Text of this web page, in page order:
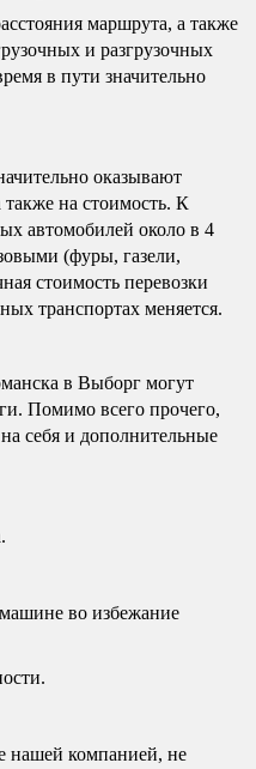
маршрута, а также
и разгрузочных
в пути значительно
оказывают
на стоимость. К
автомобилей около в 4
(фуры, газели,
стоимость перевозки
транспортах меняется.
в Выборг могут
Помимо всего прочего,
себя и дополнительные
во избежание
нашей компанией, не